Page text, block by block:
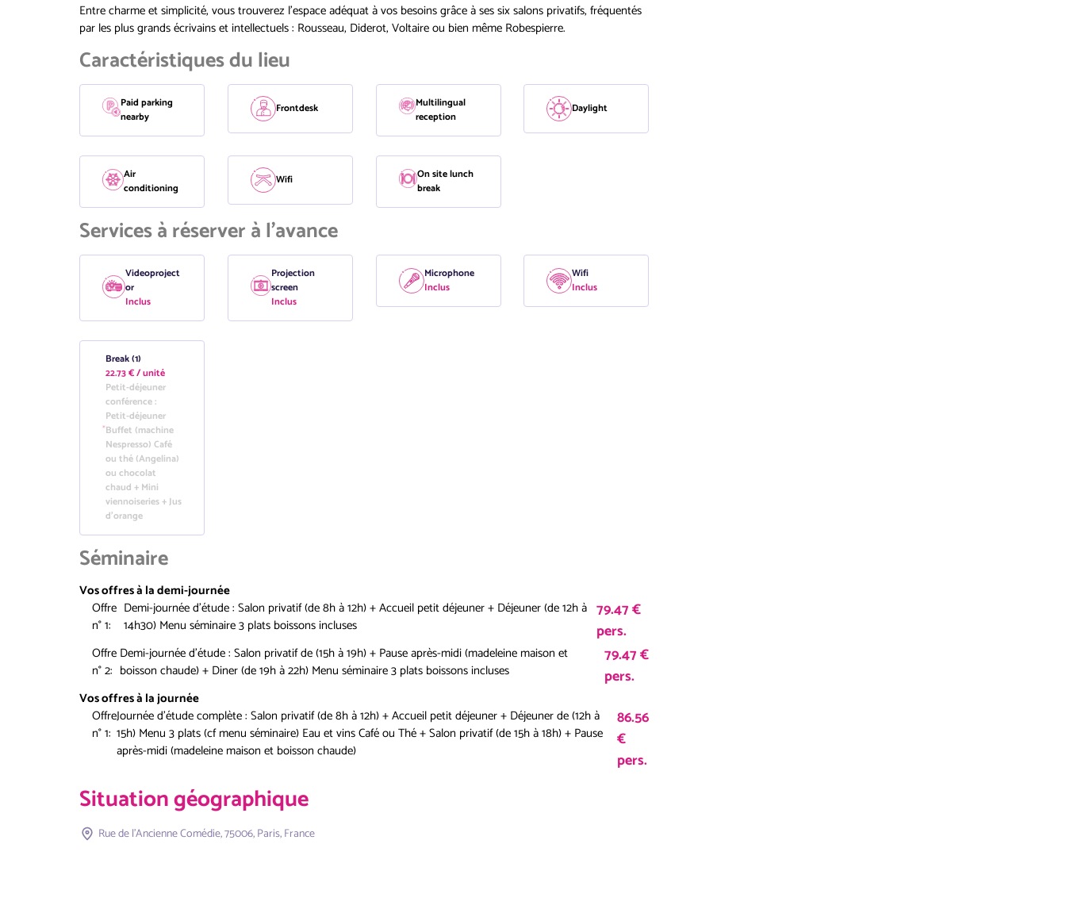
Entre charme et simplicité, vous trouverez l'espace adéquat à vos besoins grâce à ses six salons privatifs, fréquentés
par les plus grands écrivains et intellectuels : Rousseau, Diderot, Voltaire ou bien même Robespierre.
Caractéristiques du lieu
Paid parking
nearby
Frontdesk
Multilingual
reception
Daylight
Air
conditioning
Wifi
On site lunch
break
Services à réserver à l'avance
Videoproject
or
Inclus
Projection
screen
Inclus
Microphone
Inclus
Wifi
Inclus
Break (1)
22.73 € / unité
Petit-déjeuner
conférence :
Petit-déjeuner
Buffet (machine
Nespresso) Café
ou thé (Angelina)
ou chocolat
chaud + Mini
viennoiseries + Jus
d’orange
Séminaire
Vos offres à la demi-journée
Offre
n° 1:
Demi-journée d'étude : Salon privatif (de 8h à 12h) + Accueil petit déjeuner + Déjeuner (de 12h à
14h30) Menu séminaire 3 plats boissons incluses
79.47 €
pers.
Offre
n° 2:
Demi-journée d'étude : Salon privatif de (15h à 19h) + Pause après-midi (madeleine maison et
boisson chaude) + Diner (de 19h à 22h) Menu séminaire 3 plats boissons incluses
79.47 €
pers.
Vos offres à la journée
Offre
n° 1:
Journée d'étude complète : Salon privatif (de 8h à 12h) + Accueil petit déjeuner + Déjeuner de (12h à
15h) Menu 3 plats (cf menu séminaire) Eau et vins Café ou Thé + Salon privatif (de 15h à 18h) + Pause
après-midi (madeleine maison et boisson chaude)
86.56
€
pers.
Situation géographique
Rue de l'Ancienne Comédie, 75006, Paris, France